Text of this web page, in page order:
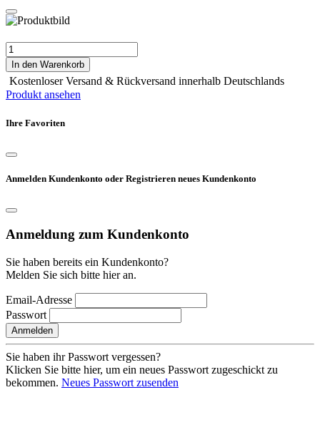
In den Warenkorb
Kostenloser Versand & Rückversand innerhalb Deutschlands
Produkt ansehen
Ihre Favoriten
Anmelden Kundenkonto oder Registrieren neues Kundenkonto
Anmeldung zum Kundenkonto
Sie haben bereits ein Kundenkonto?
Melden Sie sich bitte hier an.
Email-Adresse
Passwort
Anmelden
Sie haben ihr Passwort vergessen?
Klicken Sie bitte hier, um ein neues Passwort zugeschickt zu
bekommen. Neues Passwort zusenden